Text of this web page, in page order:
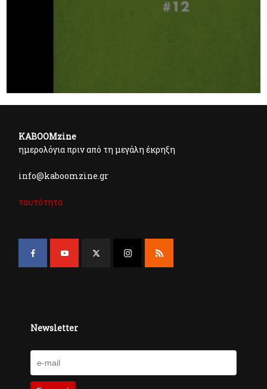
KABOOMzine
ημερολόγια πριν από τη μεγάλη έκρηξη
info@kaboomzine.gr
ταυτότητα
Newsletter